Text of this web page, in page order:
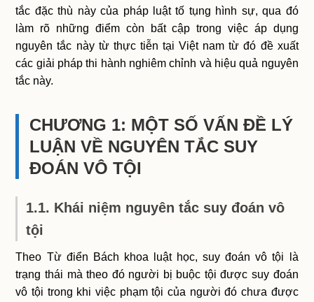
tắc đặc thù này của pháp luật tố tụng hình sự, qua đó
làm rõ những điểm còn bất cập trong việc áp dụng
nguyên tắc này từ thực tiễn tại Việt nam từ đó đề xuất
các giải pháp thi hành nghiêm chỉnh và hiệu quả nguyên
tắc này.
CHƯƠNG 1: MỘT SỐ VẤN ĐỀ LÝ
LUẬN VỀ NGUYÊN TẮC SUY
ĐOÁN VÔ TỘI
1.1. Khái niệm nguyên tắc suy đoán vô
tội
Theo Từ điển Bách khoa luật học, suy đoán vô tội là
trạng thái mà theo đó người bị buộc tội được suy đoán
vô tội trong khi việc phạm tội của người đó chưa được